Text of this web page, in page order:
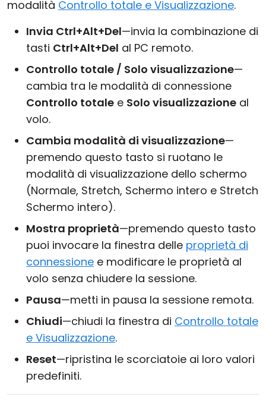
modalità Controllo totale e Visualizzazione.
Invia Ctrl+Alt+Del—invia la combinazione di
tasti Ctrl+Alt+Del al PC remoto.
Controllo totale / Solo visualizzazione—
cambia tra le modalità di connessione
Controllo totale e Solo visualizzazione al
volo.
Cambia modalità di visualizzazione—
premendo questo tasto si ruotano le
modalità di visualizzazione dello schermo
(Normale, Stretch, Schermo intero e Stretch
Schermo intero).
Mostra proprietà—premendo questo tasto
puoi invocare la finestra delle proprietà di
connessione e modificare le proprietà al
volo senza chiudere la sessione.
Pausa—metti in pausa la sessione remota.
Chiudi—chiudi la finestra di Controllo totale
e Visualizzazione.
Reset—ripristina le scorciatoie ai loro valori
predefiniti.